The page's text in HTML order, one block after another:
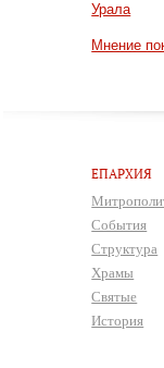
Урала
Мнение
ЕПАРХИЯ
События
Структура
Храмы
Святые
История